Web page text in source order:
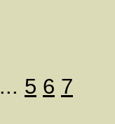
... 5 6 7